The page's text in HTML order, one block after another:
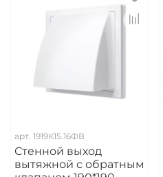
арт. 1919К15.16ФВ
Стенной выход
вытяжной с обратным